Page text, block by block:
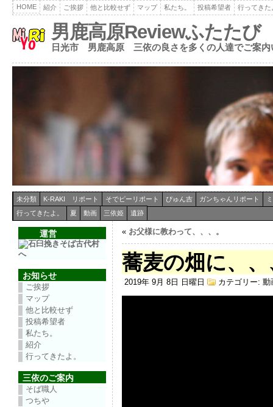
HOME 紹介 ご挨拶 他と比較せず マップ 私たち。 投稿希望者 行ってきた
男鹿高原Reviewふたたび
日光市 男鹿高原 三依の良さを多くの人達でご案
未分類 K-RAKI リポート そでピーリポート ぴゅん吉 ガンちゃんリポート
行ってきたよ。
夏 動画 三依姫 遺跡
運営
お知らせ
ご挨拶
マップ
他と比較せず
投稿希望者
私たち。
紹介
行ってきたよ。
三依のご案内
そば職人
つちや
« お父様に教わって、、、。
蕎麦の畑に、
2019年 9月 8日 日曜日 カテゴリー: 動